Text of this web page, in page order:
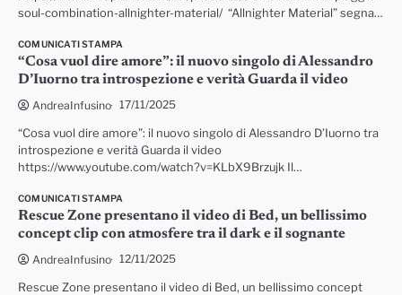
soul-combination-allnighter-material/ “Allnighter Material” segna…
COMUNICATI STAMPA
“Cosa vuol dire amore”: il nuovo singolo di Alessandro
D’Iuorno tra introspezione e verità Guarda il video
AndreaInfusino 17/11/2025
“Cosa vuol dire amore”: il nuovo singolo di Alessandro D’Iuorno tra
introspezione e verità Guarda il video
https://www.youtube.com/watch?v=KLbX9Brzujk Il…
COMUNICATI STAMPA
Rescue Zone presentano il video di Bed, un bellissimo
concept clip con atmosfere tra il dark e il sognante
AndreaInfusino 12/11/2025
Rescue Zone presentano il video di Bed, un bellissimo concept